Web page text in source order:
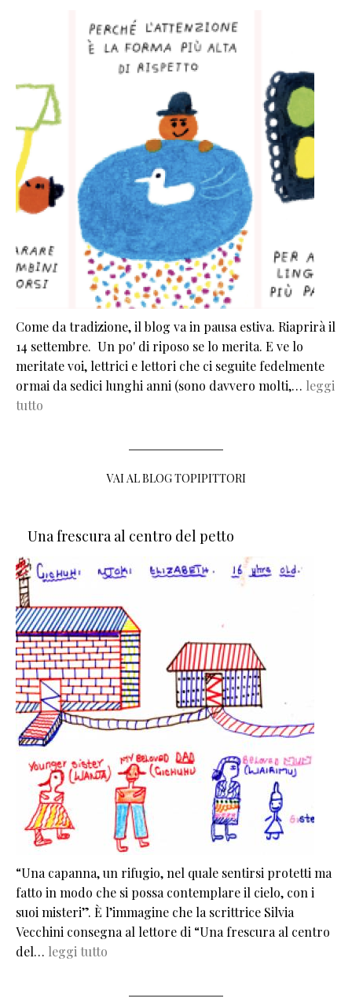
Come da tradizione, il blog va in pausa estiva. Riaprirà il
14 settembre. Un po' di riposo se lo merita. E ve lo
meritate voi, lettrici e lettori che ci seguite fedelmente
ormai da sedici lunghi anni (sono davvero molti,… leggi
tutto
VAI AL BLOG TOPIPITTORI
Una frescura al centro del petto
“Una capanna, un rifugio, nel quale sentirsi protetti ma
fatto in modo che si possa contemplare il cielo, con i
suoi misteri”. È l’immagine che la scrittrice Silvia
Vecchini consegna al lettore di “Una frescura al centro
del… leggi tutto